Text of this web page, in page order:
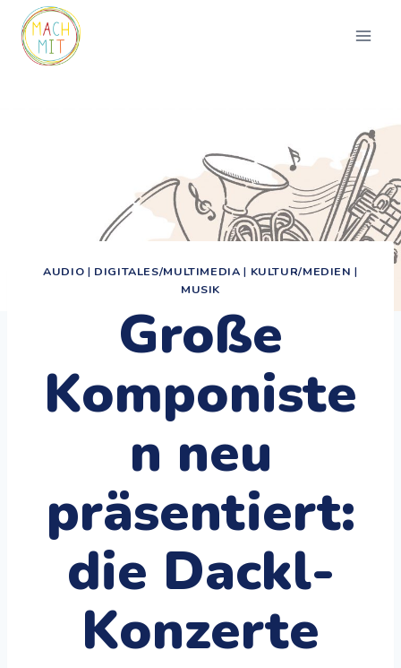
Zum
Inhalt
springen
AUDIO | DIGITALES/MULTIMEDIA | KULTUR/MEDIEN |
MUSIK
Große
Komponiste
n neu
präsentiert:
die Dackl-
Konzerte